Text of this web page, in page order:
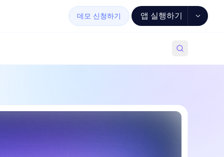
데모 신청하기 앱 실행하기